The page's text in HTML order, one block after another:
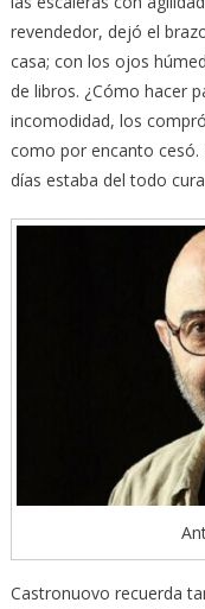
revendedor, dejó el
casa; con los ojos
de libros. ¿Cómo hacer
incomodidad, los
como por encanto cesó.
días estaba del todo
Castronuovo recuerda